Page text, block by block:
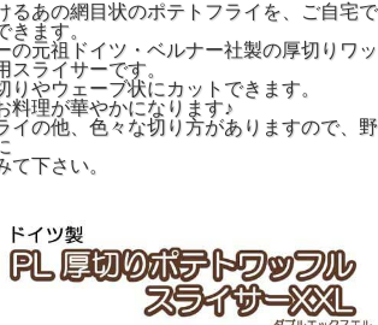
るあの網目状のポテトフライを、ご自宅で
きます。
の元祖ドイツ・ベルナー社製の厚切りワッ
スライサーです。
りやウェーブ状にカットできます。
料理が華やかになります♪
イの他、色々な切り方がありますので、野
て下さい。